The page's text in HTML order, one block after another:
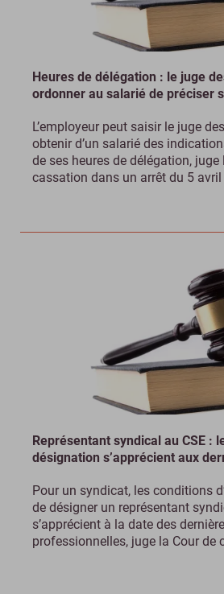
Heures de délégation : le juge
ordonner au salarié de préciser
L’employeur peut saisir le juge
obtenir d’un salarié des
de ses heures de délégation, juge
cassation dans un arrêt du 5 avril
Représentant syndical au CSE :
désignation s’apprécient aux
Pour un syndicat, les conditions
de désigner un représentant
s’apprécient à la date des
professionnelles, juge la Cour de